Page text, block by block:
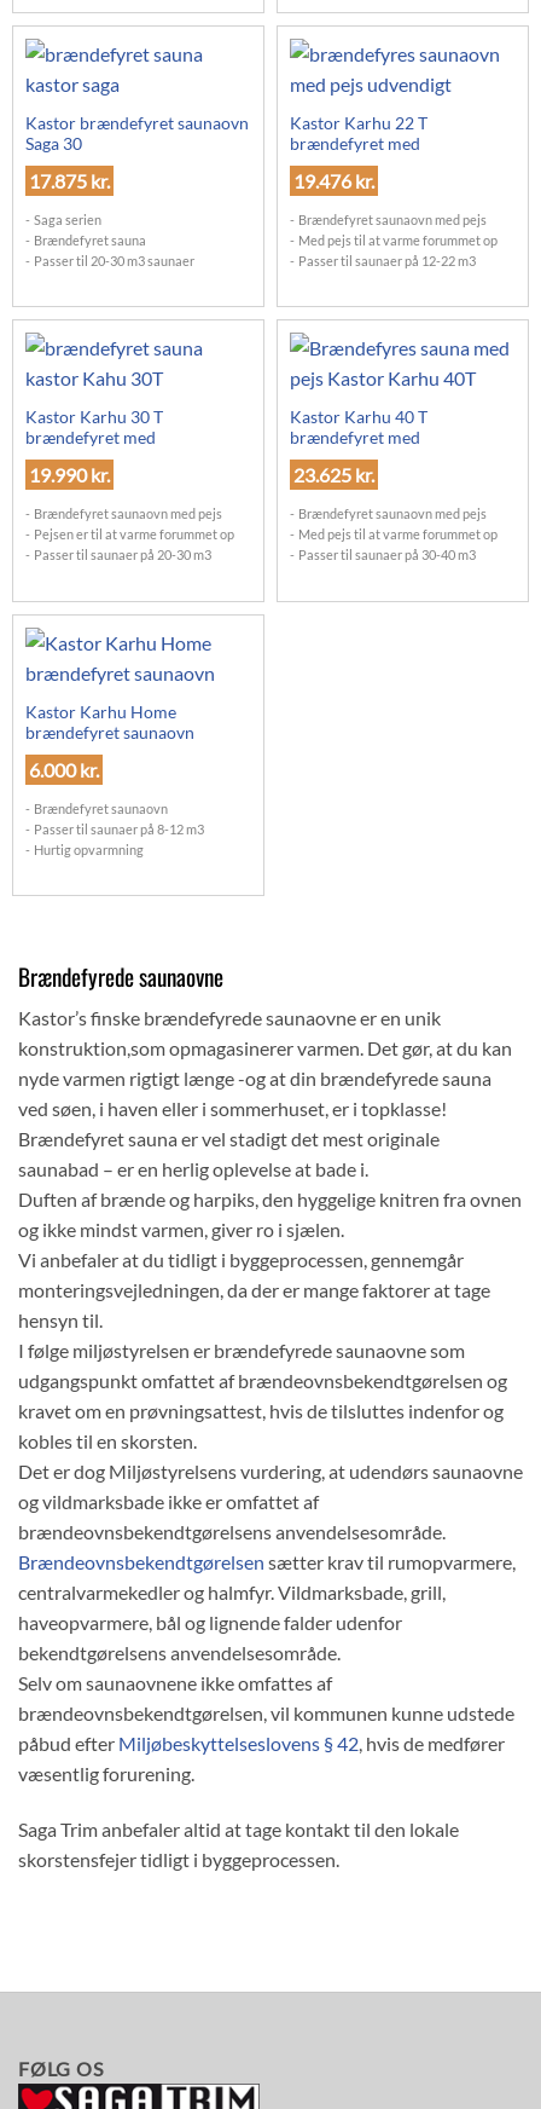
Kastor brændefyret saunaovn
Saga 30
17.875 kr.
Saga serien
Brændefyret sauna
Passer til 20-30 m3 saunaer
Kastor Karhu 22 T
brændefyret med
19.476kr.
Brændefyret saunaovn med pejs
Med pejs til at varme forummet op
Passer til saunaer på 12-22 m3
Kastor Karhu 30 T
brændefyret med
19.990kr.
Brændefyret saunaovn med pejs
Pejsen er til at varme forummet op
Passer til saunaer på 20-30 m3
Kastor Karhu 40 T
brændefyret med
23.625 kr.
Brændefyret saunaovn med pejs
Med pejs til at varme forummet op
Passer til saunaer på 30-40 m3
Kastor Karhu Home
brændefyret saunaovn
6.000kr.
Brændefyret saunaovn
Passer til saunaer på 8-12 m3
Hurtig opvarmning
Brændefyrede saunaovne
Kastor’s finske brændefyrede saunaovne er en unik
konstruktion,som opmagasinerer varmen. Det gør, at du kan
nyde varmen rigtigt længe -og at din brændefyrede sauna
ved søen, i haven eller i sommerhuset, er i topklasse!
Brændefyret sauna er vel stadigt det mest originale
saunabad – er en herlig oplevelse at bade i.
Duften af brænde og harpiks, den hyggelige knitren fra ovnen
og ikke mindst varmen, giver ro i sjælen.
Vi anbefaler at du tidligt i byggeprocessen, gennemgår
monteringsvejledningen, da der er mange faktorer at tage
hensyn til.
I følge miljøstyrelsen er brændefyrede saunaovne som
udgangspunkt omfattet af brændeovnsbekendtgørelsen og
kravet om en prøvningsattest, hvis de tilsluttes indenfor og
kobles til en skorsten.
Det er dog Miljøstyrelsens vurdering, at udendørs saunaovne
og vildmarksbade ikke er omfattet af
brændeovnsbekendtgørelsens anvendelsesområde.
Brændeovnsbekendtgørelsen sætter krav til rumopvarmere,
centralvarmekedler og halmfyr. Vildmarksbade, grill,
haveopvarmere, bål og lignende falder udenfor
bekendtgørelsens anvendelsesområde.
Selv om saunaovnene ikke omfattes af
brændeovnsbekendtgørelsen, vil kommunen kunne udstede
påbud efter Miljøbeskyttelseslovens § 42, hvis de medfører
væsentlig forurening.
Saga Trim anbefaler altid at tage kontakt til den lokale
skorstensfejer tidligt i byggeprocessen.
FØLG OS